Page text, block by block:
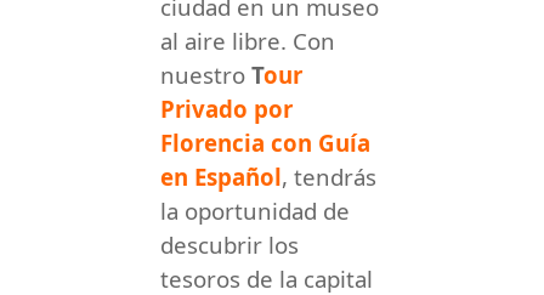
ciudad en un museo
al aire libre. Con
nuestro Tour
Privado por
Florencia con Guía
en Español, tendrás
la oportunidad de
descubrir los
tesoros de la capital